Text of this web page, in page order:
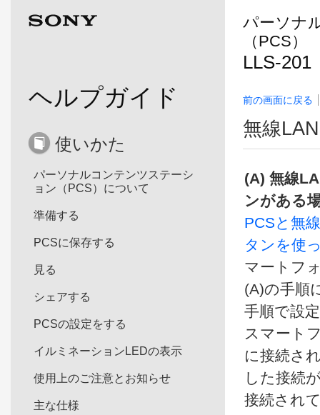
ヘルプガイド
使いかた
パーソナルコンテンツステーシ
ョン（PCS）について
準備する
PCSに保存する
見る
シェアする
PCSの設定をする
イルミネーションLEDの表示
使用上のご注意とお知らせ
主な仕様
パーソナ
（PCS）
LLS-201
前の画面に戻る
無線
(A) 無線
ンがある
PCSと無
タンを使
マートフ
(A)の手順
手順で設
スマート
に接続さ
した接続
接続され